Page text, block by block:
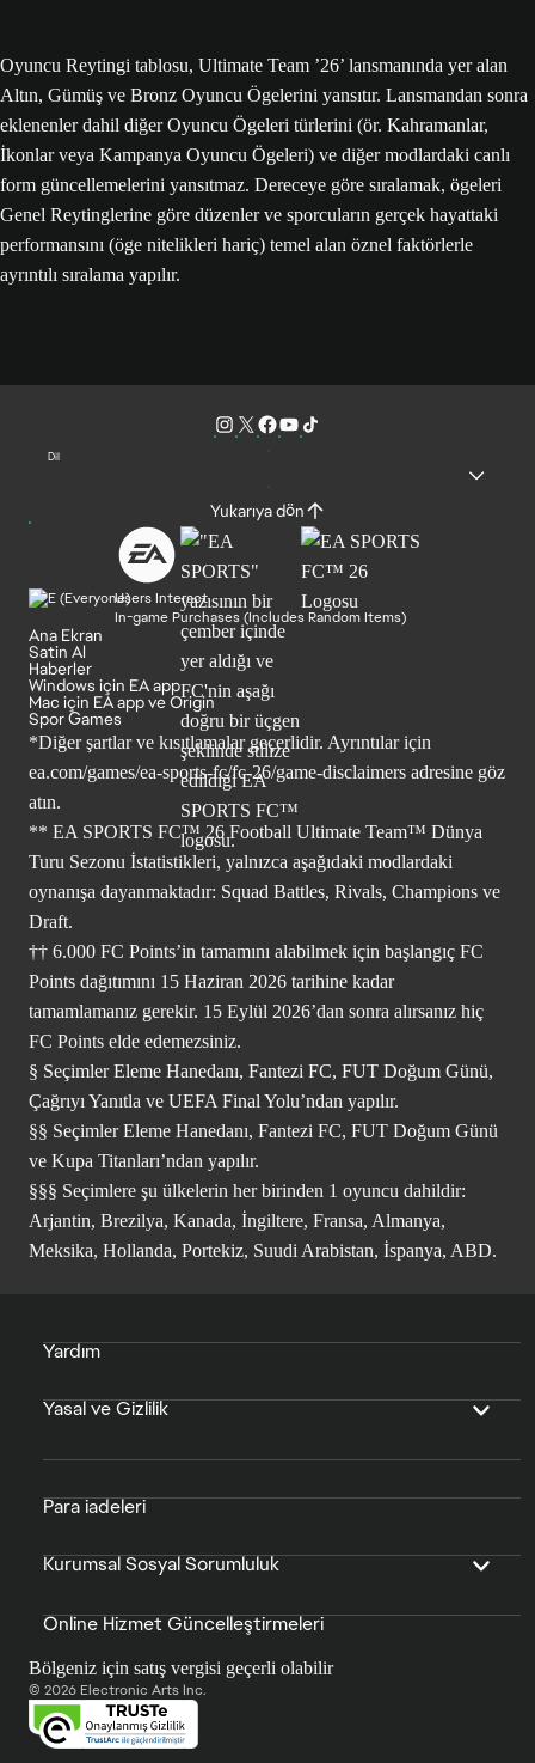
Oyuncu Reytingi tablosu, Ultimate Team ’26’ lansmanında yer alan
Altın, Gümüş ve Bronz Oyuncu Ögelerini yansıtır. Lansmandan sonra
eklenenler dahil diğer Oyuncu Ögeleri türlerini (ör. Kahramanlar,
İkonlar veya Kampanya Oyuncu Ögeleri) ve diğer modlardaki canlı
form güncellemelerini yansıtmaz. Dereceye göre sıralamak, ögeleri
Genel Reytinglerine göre düzenler ve sporcuların gerçek hayattaki
performansını (öge nitelikleri hariç) temel alan öznel faktörlerle
ayrıntılı sıralama yapılır.
Dil
Yukarıya dön
Users Interact
In-game Purchases (Includes Random Items)
Ana Ekran
Satin Al
Haberler
Windows için EA app
Mac için EA app ve Origin
Spor Games
*Diğer şartlar ve kısıtlamalar geçerlidir. Ayrıntılar için
ea.com/games/ea-sports-fc/fc-26/game-disclaimers adresine göz
atın.
** EA SPORTS FC™ 26 Football Ultimate Team™ Dünya
Turu Sezonu İstatistikleri, yalnızca aşağıdaki modlardaki
oynanışa dayanmaktadır: Squad Battles, Rivals, Champions ve
Draft.
†† 6.000 FC Points’in tamamını alabilmek için başlangıç FC
Points dağıtımını 15 Haziran 2026 tarihine kadar
tamamlamanız gerekir. 15 Eylül 2026’dan sonra alırsanız hiç
FC Points elde edemezsiniz.
§ Seçimler Eleme Hanedanı, Fantezi FC, FUT Doğum Günü,
Çağrıyı Yanıtla ve UEFA Final Yolu’ndan yapılır.
§§ Seçimler Eleme Hanedanı, Fantezi FC, FUT Doğum Günü
ve Kupa Titanları’ndan yapılır.
§§§ Seçimlere şu ülkelerin her birinden 1 oyuncu dahildir:
Arjantin, Brezilya, Kanada, İngiltere, Fransa, Almanya,
Meksika, Hollanda, Portekiz, Suudi Arabistan, İspanya, ABD.
Yardım
Yasal ve Gizlilik
Para iadeleri
Kurumsal Sosyal Sorumluluk
Online Hizmet Güncelleştirmeleri
Bölgeniz için satış vergisi geçerli olabilir
© 2026 Electronic Arts Inc.